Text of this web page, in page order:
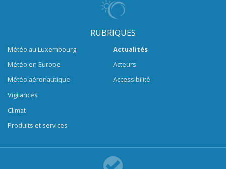
RUBRIQUES
Météo au Luxembourg
Météo en Europe
Météo aéronautique
Vigilances
Climat
Produits et services
Actualités
Acteurs
Accessibilité